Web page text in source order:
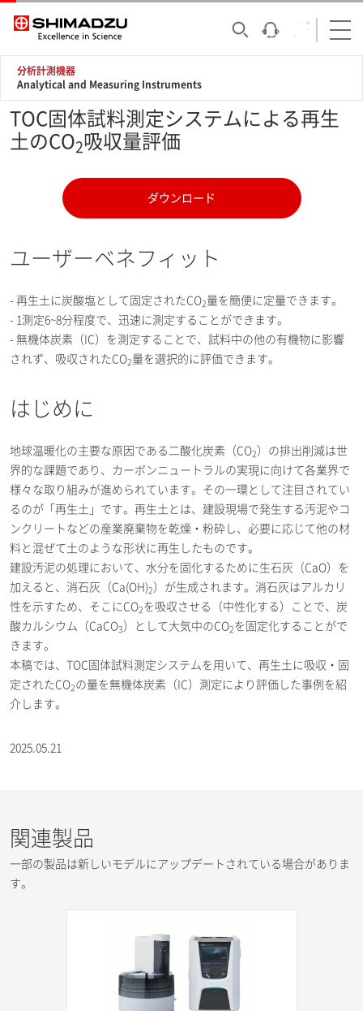
分析計測機器
Analytical and Measuring Instruments
TOC固体試料測定システムによる再生
土のCO2吸収量評価
ダウンロード
ユーザーベネフィット
- 再生土に炭酸塩として固定されたCO2量を簡便に定量できます。
- 1測定6~8分程度で、迅速に測定することができます。
- 無機体炭素（IC）を測定することで、試料中の他の有機物に影響
されず、吸収されたCO2量を選択的に評価できます。
はじめに
地球温暖化の主要な原因である二酸化炭素（CO2 ）の排出削減は世
界的な課題であり、カーボンニュートラルの実現に向けて各業界で
様々な取り組みが進められています。その一環として注目されてい
るのが「再生土」です。再生土とは、建設現場で発生する汚泥やコ
ンクリートなどの産業廃棄物を乾燥・粉砕し、必要に応じて他の材
料と混ぜて土のような形状に再生したものです。
建設汚泥の処理において、水分を固化するために生石灰（CaO）を
加えると、消石灰（Ca(OH)2 ）が生成されます。消石灰はアルカリ
性を示すため、そこにCO2 を吸収させる（中性化する）ことで、炭
酸カルシウム（CaCO3 ）として大気中のCO2 を固定化することがで
きます。
本稿では、TOC固体試料測定システムを用いて、再生土に吸収・固
定されたCO2 の量を無機体炭素（IC）測定により評価した事例を紹
介します。
2025.05.21
関連製品
一部の製品は新しいモデルにアップデートされている場合がありま
す。